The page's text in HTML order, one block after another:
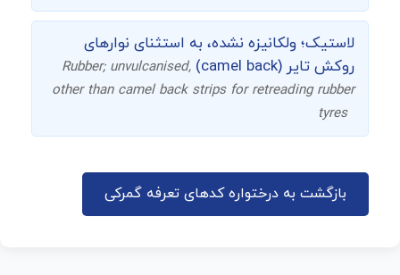
لاستیک؛ ولکانیزه نشده، به استثنای نوارهای
روکش تایر (camel back)
Rubber; unvulcanised,
other than camel back strips for retreading rubber
tyres
بازگشت به درختواره کدهای تعرفه گمرکی